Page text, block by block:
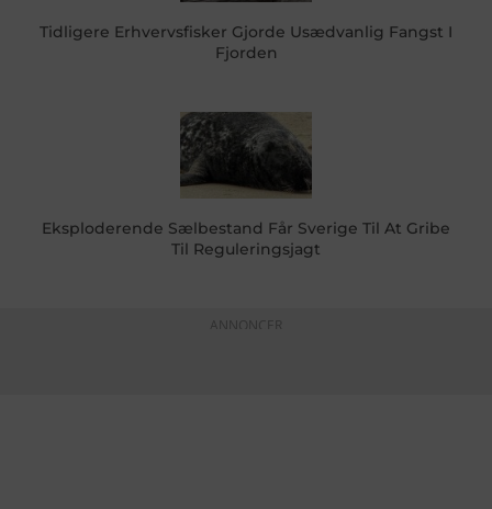
Tidligere Erhvervsfisker Gjorde Usædvanlig Fangst I
Fjorden
Eksploderende Sælbestand Får Sverige Til At Gribe
Til Reguleringsjagt
ANNONCER